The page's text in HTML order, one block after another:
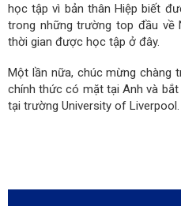
học tập vì bản thân Hiệp biết
trong những trường top đầu về
thời gian được học tập ở đây.
Một lần nữa, chúc mừng chàng
chính thức có mặt tại Anh và
tại trường University of Liverpool.